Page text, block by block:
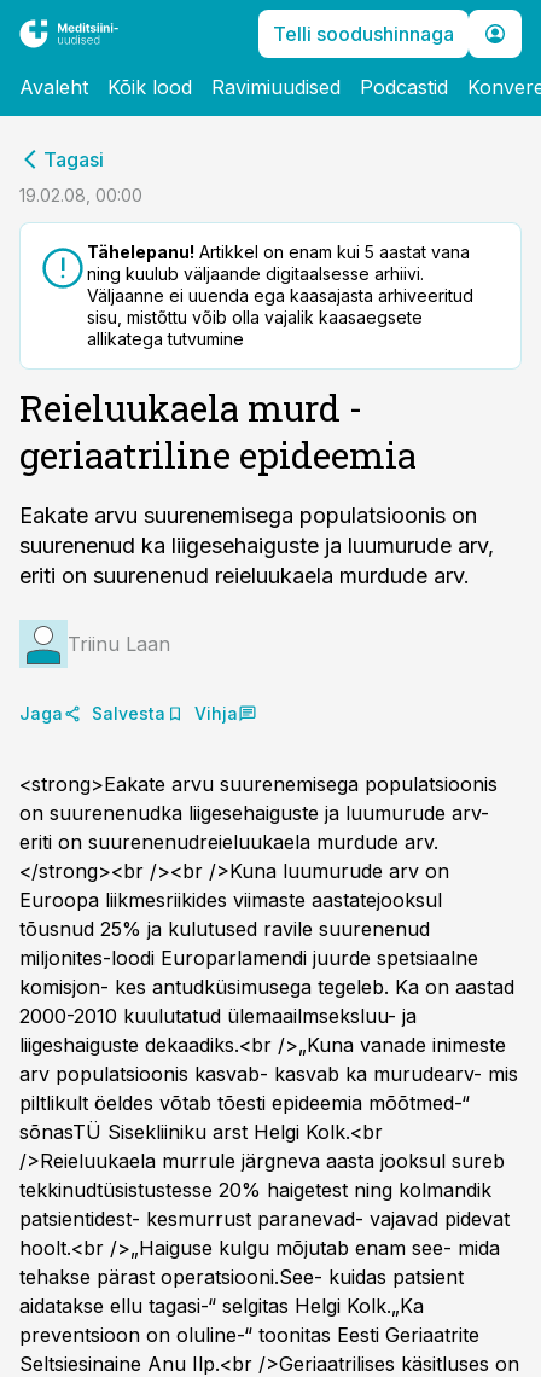
Telli soodushinnaga
Avaleht Kõik lood Ravimiuudised Podcastid
Tagasi
19.02.08, 00:00
Tähelepanu! Artikkel on enam kui 5 aastat vana
ning kuulub väljaande digitaalsesse arhiivi.
Väljaanne ei uuenda ega kaasajasta arhiveeritud
sisu, mistõttu võib olla vajalik kaasaegsete
allikatega tutvumine
Reieluukaela murd -
geriaatriline epideemia
Eakate arvu suurenemisega populatsioonis on
suurenenud ka liigesehaiguste ja luumurude arv,
eriti on suurenenud reieluukaela murdude arv.
Triinu Laan
Jaga Salvesta Vihja
<strong>Eakate arvu suurenemisega populatsioonis
on suurenenudka liigesehaiguste ja luumurude arv-
eriti on suurenenudreieluukaela murdude arv.
</strong><br /><br />Kuna luumurude arv on
Euroopa liikmesriikides viimaste aastatejooksul
tõusnud 25% ja kulutused ravile suurenenud
miljonites-loodi Europarlamendi juurde spetsiaalne
komisjon- kes antudküsimusega tegeleb. Ka on aastad
2000-2010 kuulutatud ülemaailmseksluu- ja
liigeshaiguste dekaadiks.<br />„Kuna vanade inimeste
arv populatsioonis kasvab- kasvab ka murudearv- mis
piltlikult öeldes võtab tõesti epideemia mõõtmed-“
sõnasTÜ Sisekliiniku arst Helgi Kolk.<br
/>Reieluukaela murrule järgneva aasta jooksul sureb
tekkinudtüsistustesse 20% haigetest ning kolmandik
patsientidest- kesmurrust paranevad- vajavad pidevat
hoolt.<br />„Haiguse kulgu mõjutab enam see- mida
tehakse pärast operatsiooni.See- kuidas patsient
aidatakse ellu tagasi-“ selgitas Helgi Kolk.„Ka
preventsioon on oluline-“ toonitas Eesti Geriaatrite
Seltsiesinaine Anu Ilp.<br />Geriaatrilises käsitluses on